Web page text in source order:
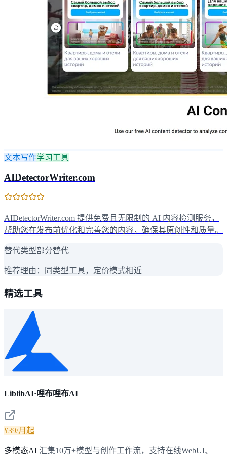
文本写作学习工具
AIDetectorWriter.com
AIDetectorWriter.com 提供免费且无限制的 AI 内容检测服务，
帮助您在发布前优化和完善您的内容，确保其原创性和质量。
替代类型部分替代
推荐理由： 同类型工具，定价模式相近
精选工具
LiblibAI·哩布哩布AI
¥39/月起
多模态AI 汇集10万+模型与创作工作流，支持在线WebUI、